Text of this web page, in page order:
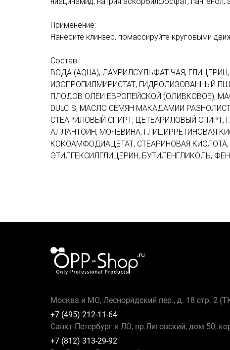
Применение:
Нанесите клинзер, помассируйте круговыми
Состав:
ВОДА (AQUA), ЛАУРИЛСУЛЬФАТ ЧАЯ,
ИЗОПРОПИЛМИРИСТАТ, ГИДРОЛИЗОВАННЫЙ
ПЛОДОВ ОЛЕИ ЕВРОПЕЙСКОЙ (ОЛИВКОВОЕ),
DULCIS, МАСЛО СЕМЯН МАКАДАМИИ
СТЕАРИЛОВЫЙ СПИРТ, ЦЕТЕАРИЛОВЫЙ СПИРТ,
АЛЛАНТОИН, МОЧЕВИНА, ГЛИЦИРРЕТИНОВАЯ
КОКОАМФОДИАЦЕТАТ, СТЕАРИНОВАЯ
ЭТИЛГЕКСИЛГЛИЦЕРИН, БУТИЛЕНГЛИКОЛЬ,
Москва и МО, Леснорядский пер., д. 18 стр. 2
+7 (495) 212-11-64
Санкт-Петербург и ЛО, пр.Лиговский, дом 50,
+7 (812) 313-29-92